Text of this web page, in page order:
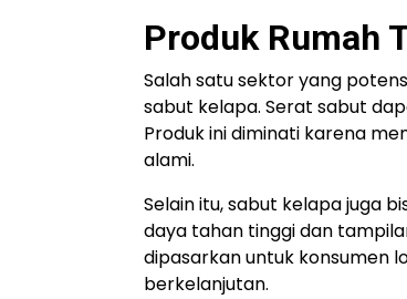
Produk Rumah
Salah satu sektor yang
sabut kelapa. Serat sabut
Produk ini diminati karena
alami.
Selain itu, sabut kelapa juga
daya tahan tinggi dan
dipasarkan untuk konsumen
berkelanjutan.